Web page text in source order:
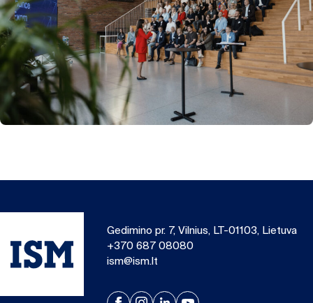
Gedimino pr. 7, Vilnius, LT-01103, Lietuva
+370 687 08080
ism@ism.lt